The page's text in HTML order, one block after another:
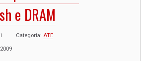
e DRAM
Categoria: ATE